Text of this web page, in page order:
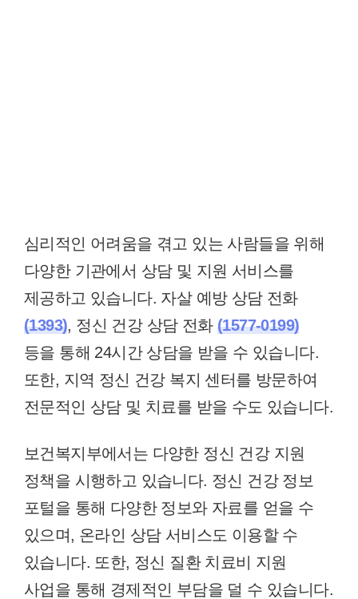
심리적인 어려움을 겪고 있는 사람들을 위해
다양한 기관에서 상담 및 지원 서비스를
제공하고 있습니다. 자살 예방 상담 전화
(1393), 정신 건강 상담 전화(1577-0199)
등을 통해 24시간 상담을 받을 수 있습니다.
또한, 지역 정신 건강 복지 센터를 방문하여
전문적인 상담 및 치료를 받을 수도 있습니다.
보건복지부에서는 다양한 정신 건강 지원
정책을 시행하고 있습니다. 정신 건강 정보
포털을 통해 다양한 정보와 자료를 얻을 수
있으며, 온라인 상담 서비스도 이용할 수
있습니다. 또한, 정신 질환 치료비 지원
사업을 통해 경제적인 부담을 덜 수 있습니다.